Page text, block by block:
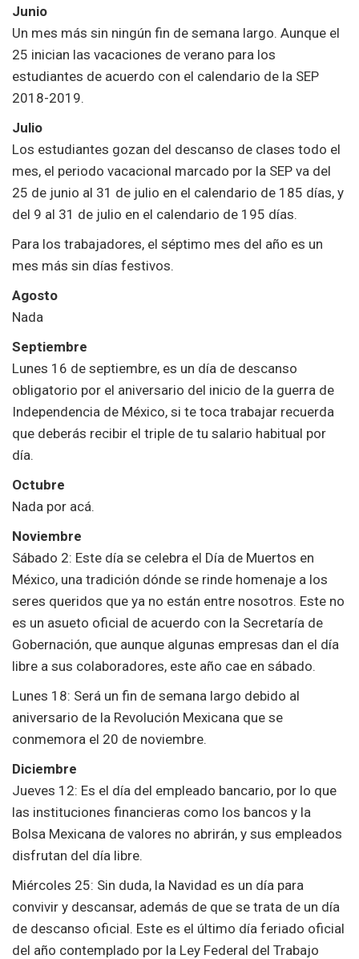
Junio
Un mes más sin ningún fin de semana largo. Aunque el
25 inician las vacaciones de verano para los
estudiantes de acuerdo con el calendario de la SEP
2018-2019.
Julio
Los estudiantes gozan del descanso de clases todo el
mes, el periodo vacacional marcado por la SEP va del
25 de junio al 31 de julio en el calendario de 185 días, y
del 9 al 31 de julio en el calendario de 195 días.
Para los trabajadores, el séptimo mes del año es un
mes más sin días festivos.
Agosto
Nada
Septiembre
Lunes 16 de septiembre, es un día de descanso
obligatorio por el aniversario del inicio de la guerra de
Independencia de México, si te toca trabajar recuerda
que deberás recibir el triple de tu salario habitual por
día.
Octubre
Nada por acá.
Noviembre
Sábado 2: Este día se celebra el Día de Muertos en
México, una tradición dónde se rinde homenaje a los
seres queridos que ya no están entre nosotros. Este no
es un asueto oficial de acuerdo con la Secretaría de
Gobernación, que aunque algunas empresas dan el día
libre a sus colaboradores, este año cae en sábado.
Lunes 18: Será un fin de semana largo debido al
aniversario de la Revolución Mexicana que se
conmemora el 20 de noviembre.
Diciembre
Jueves 12: Es el día del empleado bancario, por lo que
las instituciones financieras como los bancos y la
Bolsa Mexicana de valores no abrirán, y sus empleados
disfrutan del día libre.
Miércoles 25: Sin duda, la Navidad es un día para
convivir y descansar, además de que se trata de un día
de descanso oficial. Este es el último día feriado oficial
del año contemplado por la Ley Federal del Trabajo